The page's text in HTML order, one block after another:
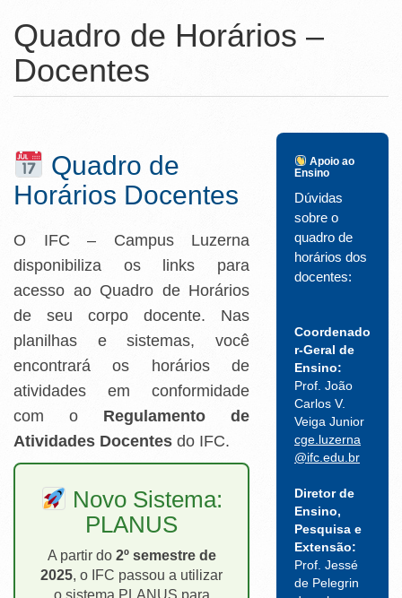
Ministério do Meio Ambiente
Ministério do Turismo
Controladoria-Geral da União
Ministério da Mulher, da Família e dos Direitos Humanos
Gabinete de Segurança Institucional
Banco Central do Brasil
Planalto
Quadro de Horários –
Docentes
Quadro de
Horários Docentes
O IFC – Campus Luzerna
disponibiliza os links para
acesso ao Quadro de Horários
de seu corpo docente. Nas
planilhas e sistemas, você
encontrará os horários de
atividades em conformidade
com o Regulamento de
Atividades Docentes do IFC.
Novo Sistema:
PLANUS
A partir do 2º semestre de
2025, o IFC passou a utilizar
Apoio ao
Ensino
Dúvidas
sobre o
quadro de
horários dos
docentes:
Coordenado
r-Geral de
Ensino:
Prof. João
Carlos V.
Veiga Junior
cge.luzerna
@ifc.edu.br
Diretor de
Ensino,
Pesquisa e
Extensão:
Prof. Jessé
de Pelegrin